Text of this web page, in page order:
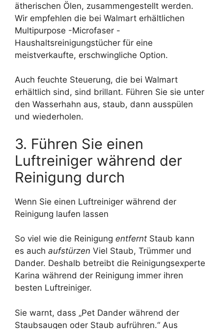
ätherischen Ölen, zusammengestellt werden.
Wir empfehlen die bei Walmart erhältlichen
Multipurpose -Microfaser -
Haushaltsreinigungstücher für eine
meistverkaufte, erschwingliche Option.
Auch feuchte Steuerung, die bei Walmart
erhältlich sind, sind brillant. Führen Sie sie unter
den Wasserhahn aus, staub, dann ausspülen
und wiederholen.
3. Führen Sie einen
Luftreiniger während der
Reinigung durch
Wenn Sie einen Luftreiniger während der
Reinigung laufen lassen
So viel wie die Reinigung entfernt Staub kann
es auch aufstürzen Viel Staub, Trümmer und
Dander. Deshalb betreibt die Reinigungsexperte
Karina während der Reinigung immer ihren
besten Luftreiniger.
Sie warnt, dass „Pet Dander während der
Staubsaugen oder Staub aufrühren.“ Aus